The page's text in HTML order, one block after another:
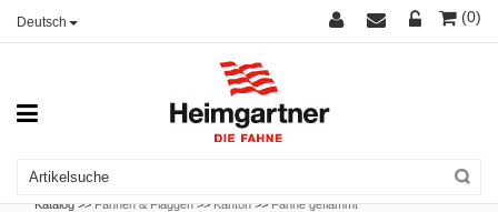
Deutsch (0)
Katalog >>Fahnen & Flaggen >>Kanton >>Fahne geflammt